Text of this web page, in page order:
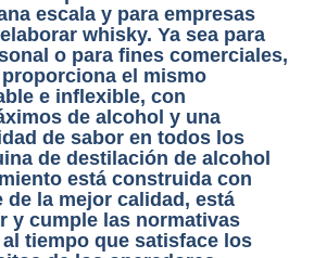
escala y para empresas
whisky. Ya sea para
o para fines comerciales,
el mismo
e inflexible, con
de alcohol y una
de sabor en todos los
de destilación de alcohol
está construida con
de la mejor calidad, está
y cumple las normativas
tiempo que satisface los